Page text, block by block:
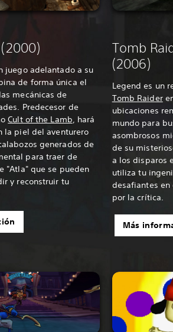
juego adelantado a su
de forma única el
mecánicas de
Predecesor de
Cult of the Lamb, hará
la piel del aventurero
generados de
para traer de
"Atla" que se pueden
y reconstruir tu
Tomb
(2006)
Legend es un
Tomb Raider
ubicaciones
mundo para
asombrosos
de su
a los disparos
utiliza tu
desafiantes en
por la crítica.
Más